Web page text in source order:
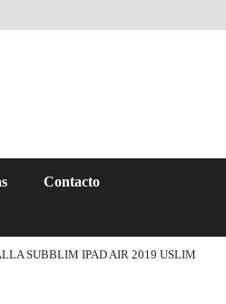
Contacto
SUBBLIM IPAD AIR 2019 USLIM